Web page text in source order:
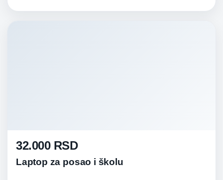
32.000 RSD
Laptop za posao i školu